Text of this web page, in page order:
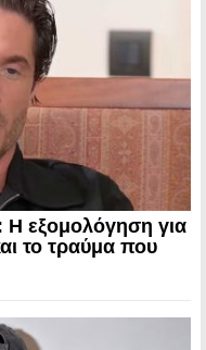
Η εξομολόγηση για
το τραύμα που